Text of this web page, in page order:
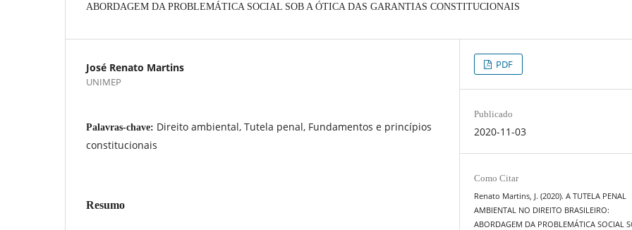
ABORDAGEM DA PROBLEMÁTICA SOCIAL SOB A ÓTICA DAS GARANTIAS CONSTITUCIONAIS
José Renato Martins
UNIMEP
Palavras-chave: Direito ambiental, Tutela penal, Fundamentos e princípios
constitucionais
Resumo
PDF
Publicado
2020-11-03
Como Citar
Renato Martins, J. (2020). A TUTELA PENAL
AMBIENTAL NO DIREITO BRASILEIRO:
ABORDAGEM DA PROBLEMÁTICA SOCIAL